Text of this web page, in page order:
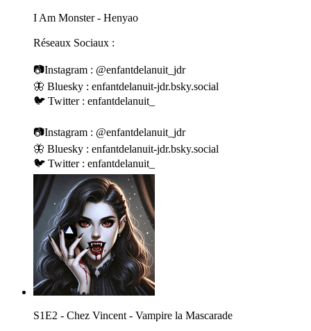
I Am Monster - Henyao
Réseaux Sociaux :
📷Instagram : @enfantdelanuit_jdr
🦋 Bluesky : enfantdelanuit-jdr.bsky.social
🐦 Twitter : enfantdelanuit_
📷Instagram : @enfantdelanuit_jdr
🦋 Bluesky : enfantdelanuit-jdr.bsky.social
🐦 Twitter : enfantdelanuit_
S1E2 - Chez Vincent - Vampire la Mascarade